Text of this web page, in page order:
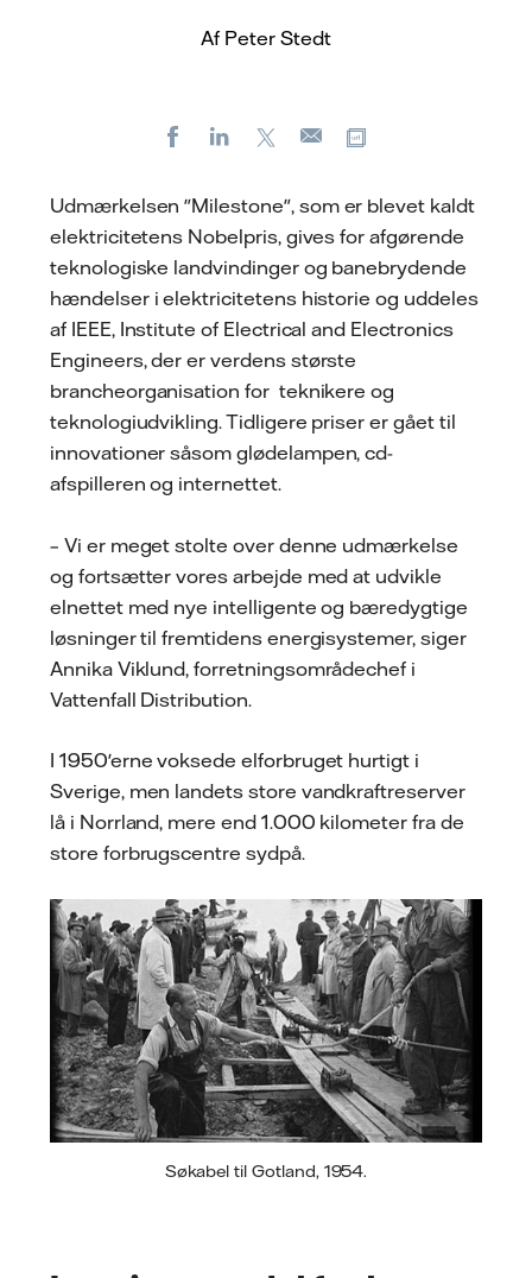
Af Peter Stedt
FacebookLinkedIn
E-
Udmærkelsen "Milestone", som er blevet kaldt
elektricitetens Nobelpris, gives for afgørende
teknologiske landvindinger og banebrydende
hændelser i elektricitetens historie og uddeles
af IEEE, Institute of Electrical and Electronics
Engineers, der er verdens største
brancheorganisation for teknikere og
teknologiudvikling. Tidligere priser er gået til
innovationer såsom glødelampen, cd-
afspilleren og internettet.
– Vi er meget stolte over denne udmærkelse
og fortsætter vores arbejde med at udvikle
elnettet med nye intelligente og bæredygtige
løsninger til fremtidens energisystemer, siger
Annika Viklund, forretningsområdechef i
Vattenfall Distribution.
I 1950'erne voksede elforbruget hurtigt i
Sverige, men landets store vandkraftreserver
lå i Norrland, mere end 1.000 kilometer fra de
store forbrugscentre sydpå.
Søkabel til Gotland, 1954.